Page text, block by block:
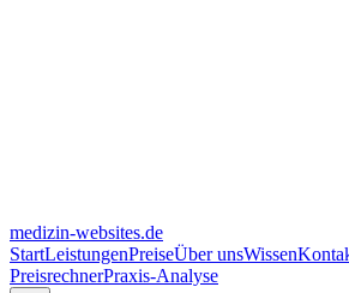
medizin-websites.de
StartLeistungenPreiseÜber unsWissen
PreisrechnerPraxis-Analyse